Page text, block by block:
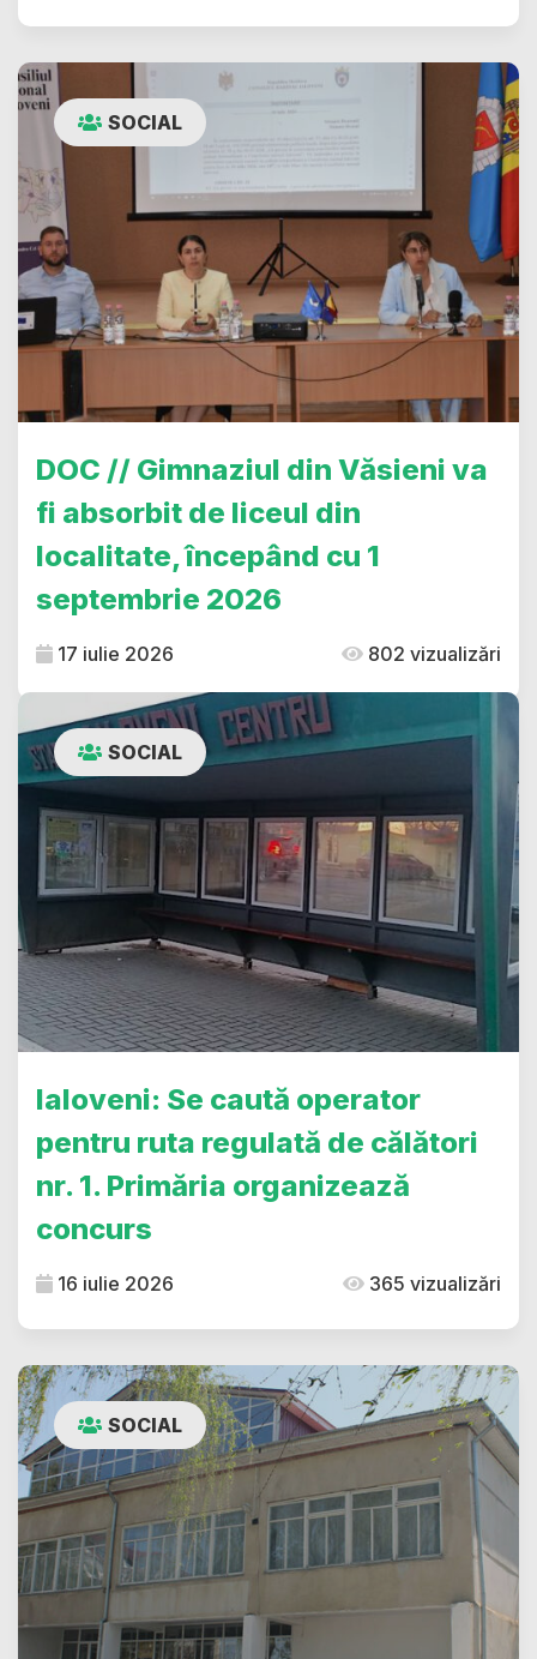
SOCIAL
DOC // Gimnaziul din Văsieni va
fi absorbit de liceul din
localitate, începând cu 1
septembrie 2026
17 iulie 2026 802 vizualizări
SOCIAL
Ialoveni: Se caută operator
pentru ruta regulată de călători
nr. 1. Primăria organizează
concurs
16 iulie 2026 365 vizualizări
SOCIAL